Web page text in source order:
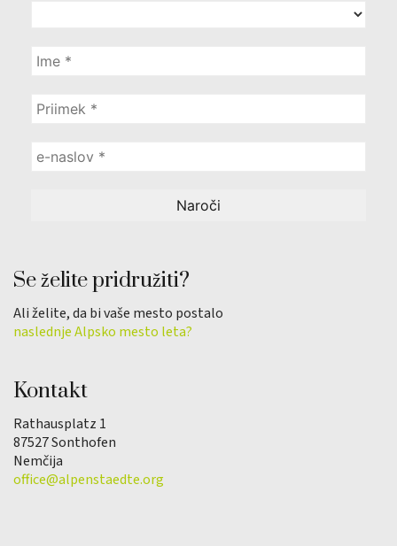
Se želite pridružiti?
Ali želite, da bi vaše mesto postalo
naslednje Alpsko mesto leta?
Kontakt
Rathausplatz 1
87527 Sonthofen
Nemčija
office@alpenstaedte.org